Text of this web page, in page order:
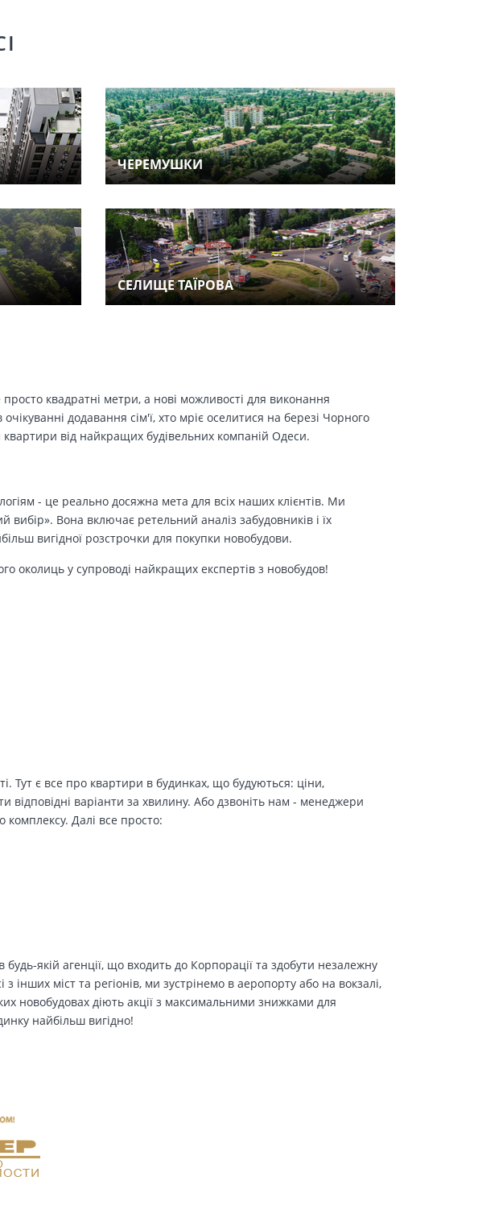
ЧЕРЕМУШКИ
СЕЛИЩЕ ТАЇРОВА
квадратні метри, а нові можливості для виконання
додавання сім'ї, хто мріє оселитися на березі Чорного
від найкращих будівельних компаній Одеси.
- це реально досяжна мета для всіх наших клієнтів. Ми
Вона включає ретельний аналіз забудовників і їх
вигідної розстрочки для покупки новобудови.
околиць у супроводі найкращих експертів з новобудов!
Тут є все про квартири в будинках, що будуються: ціни,
відповідні варіанти за хвилину. Або дзвоніть нам - менеджери
Далі все просто:
якій агенції, що входить до Корпорації та здобути незалежну
інших міст та регіонів, ми зустрінемо в аеропорту або на вокзалі,
новобудовах діють акції з максимальними знижками для
найбільш вигідно!